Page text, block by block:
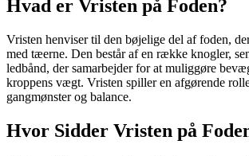
Hvad er Vristen på Foden?
Vristen henviser til den bøjelige del af foden,
med tæerne. Den består af en række knogler,
ledbånd, der samarbejder for at muliggøre
kroppens vægt. Vristen spiller en afgørende
gangmønster og balance.
Hvor Sidder Vristen på